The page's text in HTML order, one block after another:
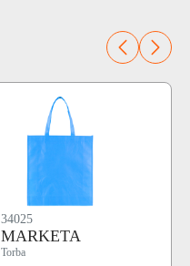
34025
MARKETA
Torba